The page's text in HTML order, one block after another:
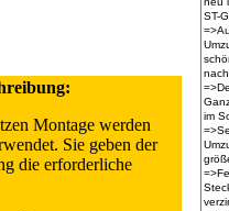
Montage werden
Sie geben der
die erforderliche